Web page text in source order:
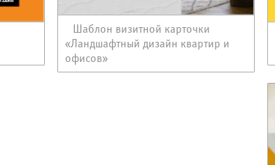
Шаблон визитной карточки
«Ландшафтный дизайн квартир и
офисов»